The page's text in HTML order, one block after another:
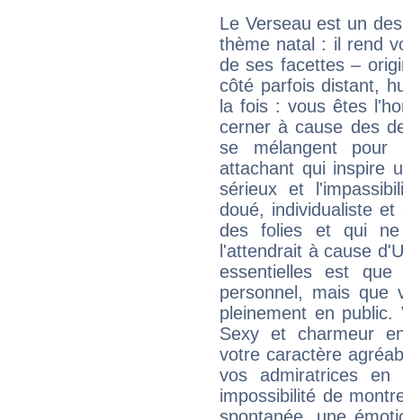
Le Verseau est un
thème natal : il rend
de ses facettes –
côté parfois distant,
la fois : vous êtes
cerner à cause des
se mélangent
attachant qui inspire
sérieux et
doué, individualiste
des folies et qui
l'attendrait à cause
essentielles est
personnel, mais que
pleinement en
Sexy et charmeur
votre caractère
vos admiratrices
impossibilité de